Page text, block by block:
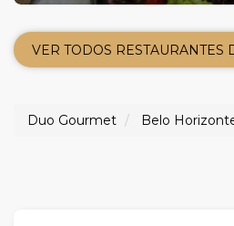
VER TODOS
Duo Gourmet Belo